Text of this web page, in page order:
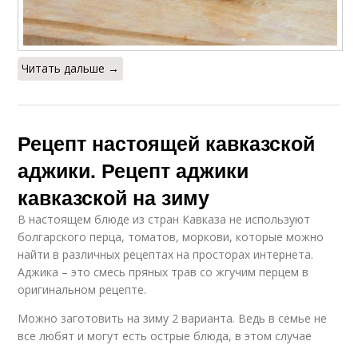
Читать дальше →
Рецепт настоящей кавказской
аджики. Рецепт аджики
кавказской на зиму
В настоящем блюде из стран Кавказа не используют
болгарского перца, томатов, моркови, которые можно
найти в различных рецептах на просторах интернета.
Аджика – это смесь пряных трав со жгучим перцем в
оригинальном рецепте.
Можно заготовить на зиму 2 варианта. Ведь в семье не
все любят и могут есть острые блюда, в этом случае